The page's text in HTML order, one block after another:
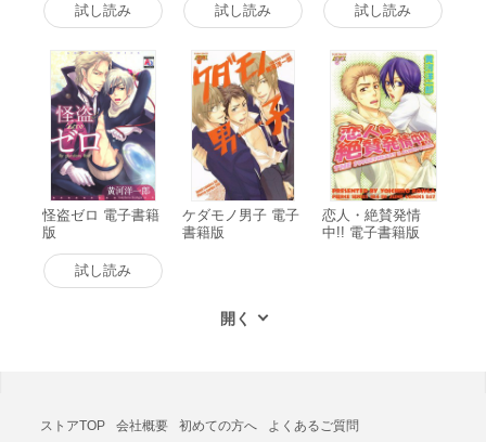
試し読み 試し読み 試し読み
怪盗ゼロ 電子書籍
版
試し読み
ケダモノ男子 電子
書籍版
恋人・絶賛発情
中!! 電子書籍版
ストアTOP 会社概要 初めての方へ
よくあるご質問